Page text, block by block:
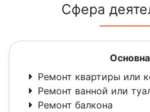
Сфера
Ремонт квартиры или
Ремонт ванной или
Ремонт балкона